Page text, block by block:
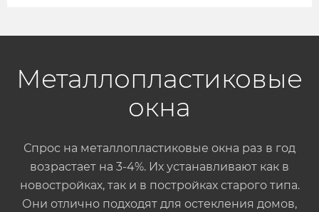
Металлопластиковые
окна
Спрос на металлопластиковые окна раз в год
возрастает на 3-4%. Их устанавливают как в
новостройках, так и в постройках старого типа.
Они отлично подходят для остекления домов,